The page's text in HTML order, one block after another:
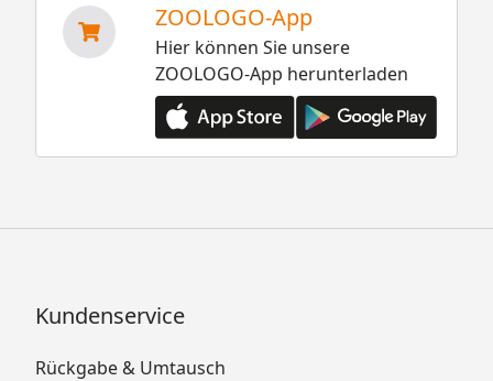
ZOOLOGO-App
Hier können Sie unsere
ZOOLOGO-App herunterladen
Kundenservice
Rückgabe & Umtausch